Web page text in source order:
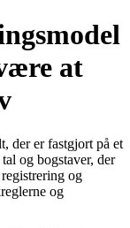
at
der er fastgjort på et
og bogstaver, der
og
og